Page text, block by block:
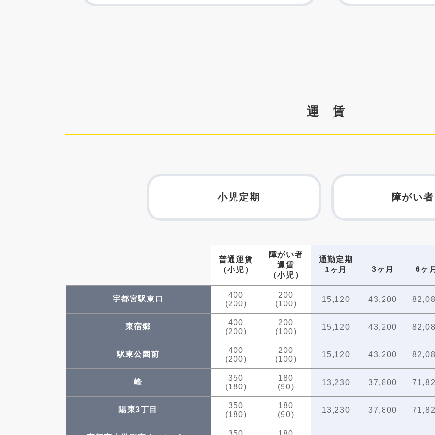
運 賃
小児定期 障がい
普通運賃
（小児）
障がい者
運賃
（小児）
通勤定期
1ヶ月
3ヶ月 6ヶ
宇都宮駅東口
400
(200)
200
(100)
15,120 43,200
東宿郷
400
(200)
200
(100)
15,120 43,200
駅東公園前
400
(200)
200
(100)
15,120 43,200
峰
350
(180)
180
(90)
13,230 37,800
陽東3丁目
350
(180)
180
(90)
13,230 37,800
350 180